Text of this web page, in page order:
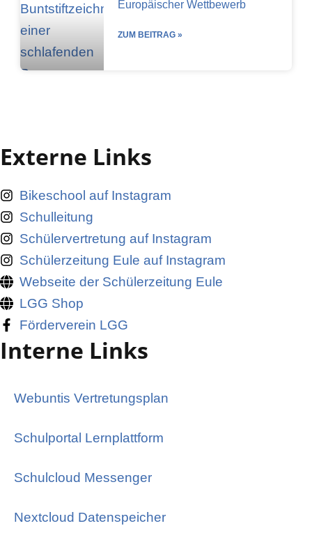
Europäischer Wettbewerb
ZUM BEITRAG »
Interne Links
Webuntis Vertretungsplan
Schulportal Lernplattform
Schulcloud Messenger
Nextcloud Datenspeicher
Externe Links
Bikeschool auf Instagram
Schulleitung
Schülervertretung auf Instagram
Schülerzeitung Eule auf Instagram
Webseite der Schülerzeitung Eule
LGG Shop
Förderverein LGG